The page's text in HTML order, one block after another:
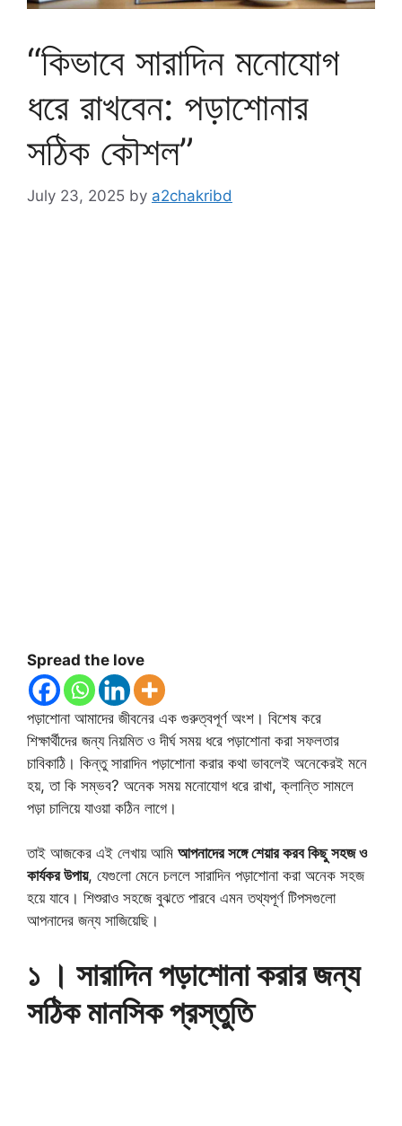
“কিভাবে সারাদিন মনোযোগ
ধরে রাখবেন: পড়াশোনার
সঠিক কৌশল”
July 23, 2025 by a2chakribd
Spread the love
পড়াশোনা আমাদের জীবনের এক গুরুত্বপূর্ণ অংশ। বিশেষ করে
শিক্ষার্থীদের জন্য নিয়মিত ও দীর্ঘ সময় ধরে পড়াশোনা করা সফলতার
চাবিকাঠি। কিন্তু সারাদিন পড়াশোনা করার কথা ভাবলেই অনেকেরই মনে
হয়, তা কি সম্ভব? অনেক সময় মনোযোগ ধরে রাখা, ক্লান্তি সামলে
পড়া চালিয়ে যাওয়া কঠিন লাগে।
তাই আজকের এই লেখায় আমি আপনাদের সঙ্গে শেয়ার করব কিছু সহজ ও
কার্যকর উপায়, যেগুলো মেনে চললে সারাদিন পড়াশোনা করা অনেক সহজ
হয়ে যাবে। শিশুরাও সহজে বুঝতে পারবে এমন তথ্যপূর্ণ টিপসগুলো
আপনাদের জন্য সাজিয়েছি।
১ । সারাদিন পড়াশোনা করার জন্য
সঠিক মানসিক প্রস্তুতি